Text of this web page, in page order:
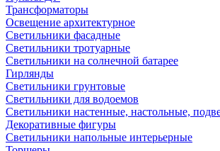
Трансформаторы
Освещение архитектурное
Светильники фасадные
Светильники тротуарные
Светильники на солнечной батарее
Гирлянды
Светильники грунтовые
Светильники для водоемов
Светильники настенные, настольные,
Декоративные фигуры
Светильники напольные интерьерные